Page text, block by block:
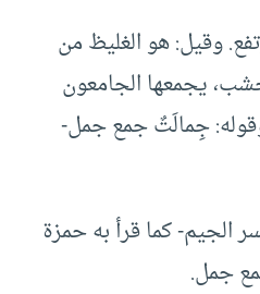
وقيل: هو الغليظ من
يجمعها الجامعون
جِمالَتٌ جمع جمل-
الجيم- كما قرأ به حمزة
جمل.